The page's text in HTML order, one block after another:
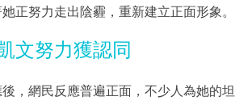
正努力走出陰霾，重新建立正面形象。
文努力獲認同
，網民反應普遍正面，不少人為她的坦